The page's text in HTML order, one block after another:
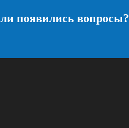
появились вопросы?